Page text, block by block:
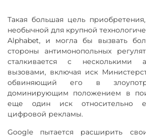
Такая большая цель
необычной для крупной
Alphabet, и могла бы вызвать
стороны антимонопольных
сталкивается с несколькими
вызовами, включая иск
обвиняющий его в
доминирующим положением в
еще один иск относительно
цифровой рекламы.
Google пытается расширить